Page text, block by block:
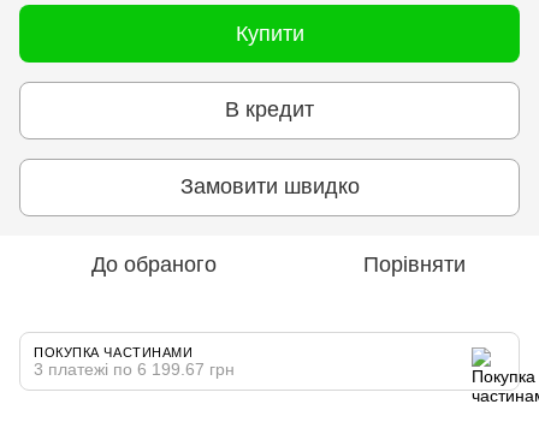
Купити
В кредит
Замовити швидко
До обраного Порівняти
ПОКУПКА ЧАСТИНАМИ
3 платежі по 6 199.67 грн